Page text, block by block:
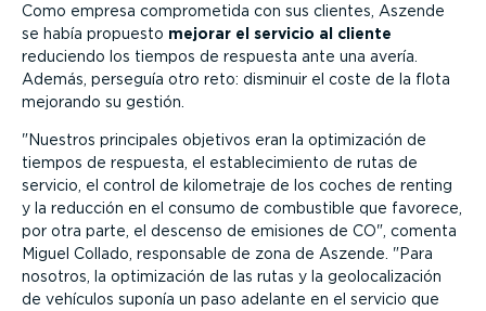
Como empresa comprometida con sus clientes, Aszende
se había propuesto mejorar el servicio al cliente
reduciendo los tiempos de respuesta ante una avería.
Además, perseguía otro reto: disminuir el coste de la flota
mejorando su gestión.
Nuestros principales objetivos eran la optimización de
tiempos de respuesta, el establecimiento de rutas de
servicio, el control de kilometraje de los coches de renting
y la reducción en el consumo de combustible que favorece,
por otra parte, el descenso de emisiones de CO
, comenta
Miguel Collado, responsable de zona de Aszende.
Para
nosotros, la optimización de las rutas y la geolocalización
de vehículos suponía un paso adelante en el servicio que